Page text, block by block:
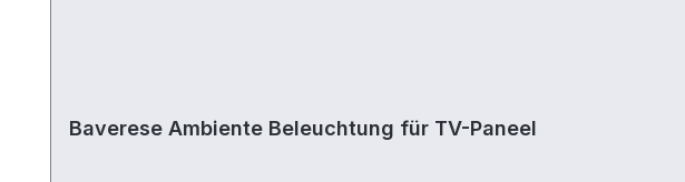
Baverese Ambiente Beleuchtung für TV-Paneel